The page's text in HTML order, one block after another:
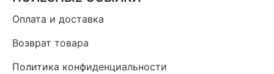
Оплата и доставка
Возврат товара
Политика конфиденциальности